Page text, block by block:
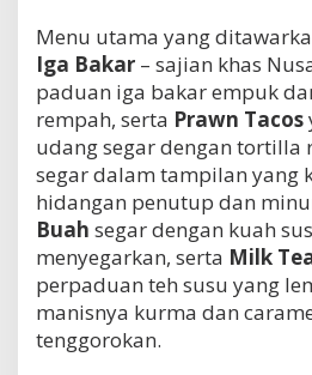
Menu utama yang
Iga Bakar – sajian khas
paduan iga bakar empuk
rempah, serta Prawn Tacos
udang segar dengan tortilla
segar dalam tampilan yang
hidangan penutup dan
Buah segar dengan kuah
menyegarkan, serta Milk
perpaduan teh susu yang
manisnya kurma dan
tenggorokan.